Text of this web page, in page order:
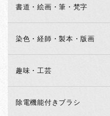
書道・絵画・筆・梵字
染色・経師・製本・版画
趣味・工芸
除電機能付きブラシ